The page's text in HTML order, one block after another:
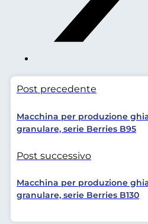
Post precedente
Macchina per produzione
granulare, serie Berries B95
Post successivo
Macchina per produzione
granulare, serie Berries B130